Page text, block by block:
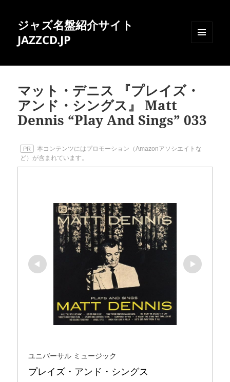
ジャズ名盤紹介サイト
JAZZCD.JP
ィジェ
マット・デニス 『プレイズ・
アンド・シングス』 Matt
Dennis “Play And Sings” 033
PR
本コンテンツにはプロモーション（Amazonアソシエイトな
ど）が含まれています。
ユニバーサル ミュージック
プレイズ・アンド・シングス